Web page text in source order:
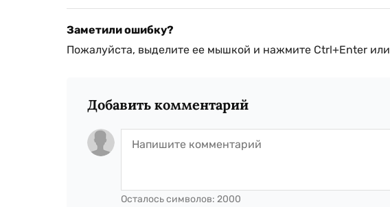
Заметили ошибку?
Пожалуйста, выделите ее мышкой и нажмите Ctrl+Enter или
Добавить комментарий
Осталось символов: 2000